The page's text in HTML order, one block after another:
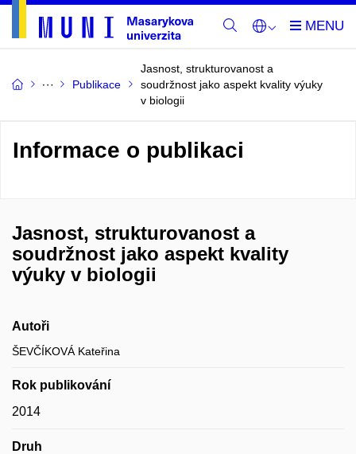
Publikace
Jasnost, strukturovanost a
soudržnost jako aspekt kvality výuky
v biologii
Informace o publikaci
Jasnost, strukturovanost a
soudržnost jako aspekt kvality
výuky v biologii
Autoři
ŠEVČÍKOVÁ Kateřina
Rok publikování
2014
Druh